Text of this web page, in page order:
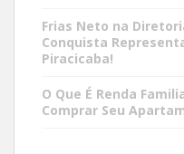
Frias Neto na
Conquista
Piracicaba!
O Que É Renda
Comprar Seu